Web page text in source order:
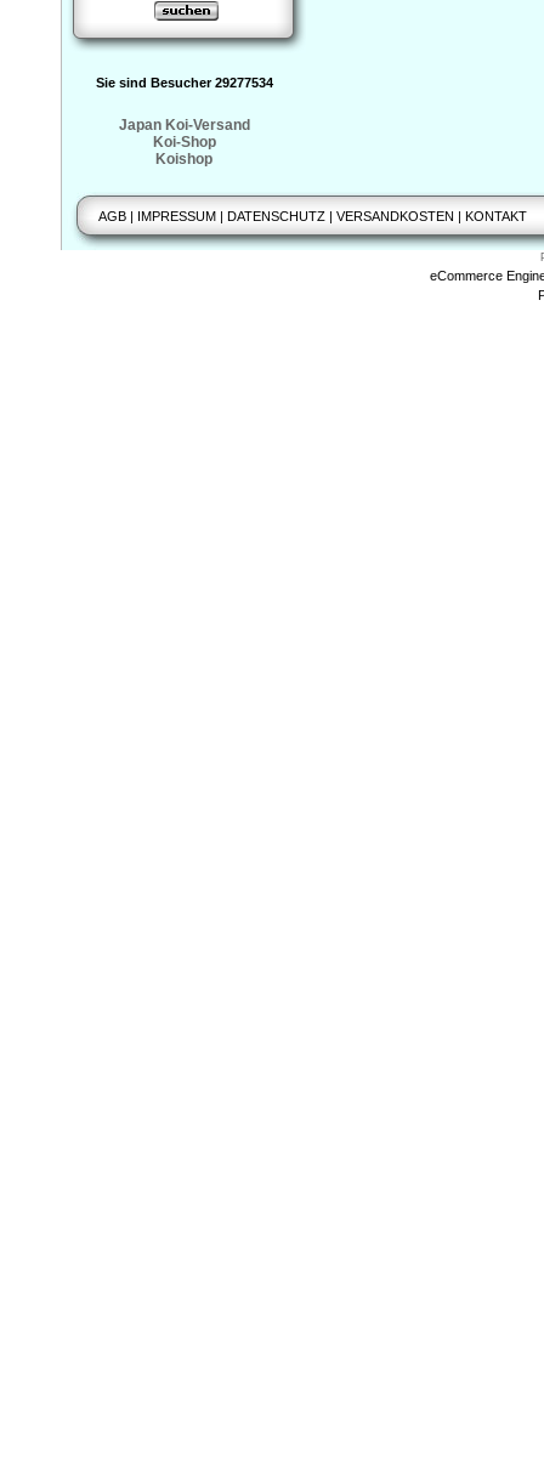
Sie sind Besucher 29277534
Japan Koi-Versand
Koi-Shop
Koishop
AGB | IMPRESSUM | DATENSCHUTZ | VERSANDKOSTEN | KONTAKT
eCommerce